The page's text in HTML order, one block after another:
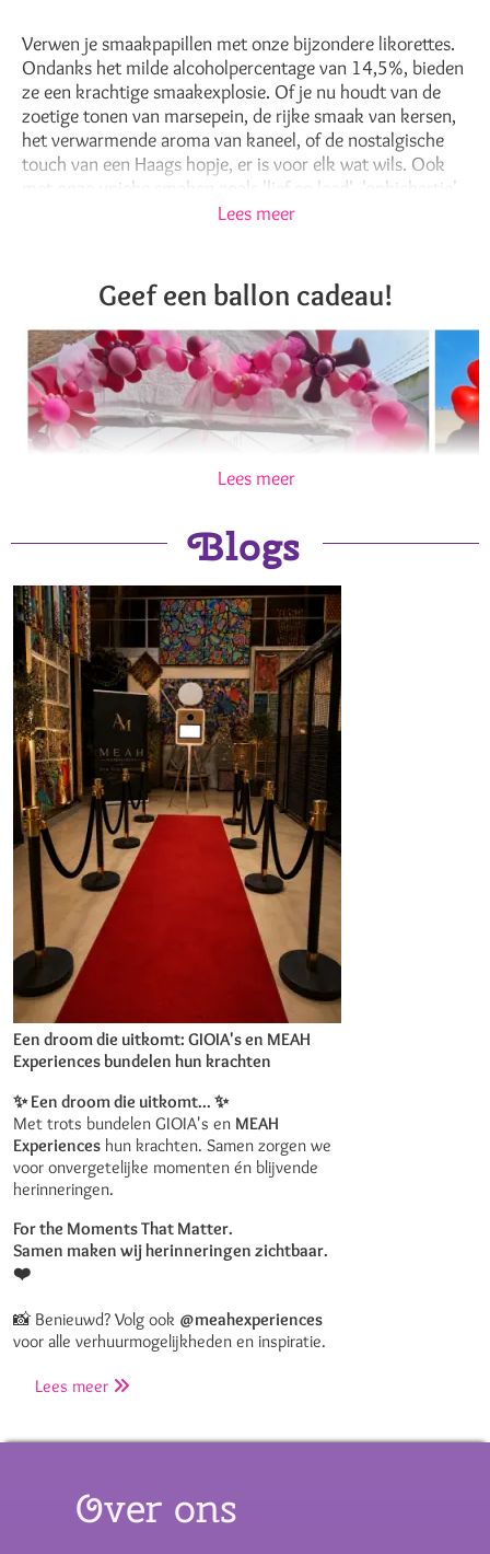
Lees meer
Verwen je smaakpapillen met onze bijzondere likorettes.
Ondanks het milde alcoholpercentage van 14,5%, bieden
ze een krachtige smaakexplosie. Of je nu houdt van de
zoetige tonen van marsepein, de rijke smaak van kersen,
het verwarmende aroma van kaneel, of de nostalgische
touch van een Haags hopje, er is voor elk wat wils. Ook
met onze unieke smaken zoals 'lief en leed', 'opkickertje',
'speckie', 'kraamanijs' en 'rumbonen', zul je aangenaam
Lees meer
Geef een ballon cadeau!
Unieke Balloncreaties, Speciaal voor Jou
Bij Gioia's Cadeau geloven we dat elke balloncreatie een
bijzonder verhaal vertelt. Daarom maken we elke ballon
met aandacht voor detail en volledig naar jouw wens.
met helium of lucht, voor wie de verrassing bedoeld is, en
natuurlijk de gelegenheid. Elke creatie wordt met liefde
het unieke karakter te waarborgen.
Blogs
Een droom die uitkomt: GIOIA's en MEAH
Experiences bundelen hun krachten
✨ Een droom die uitkomt... ✨
Met trots bundelen GIOIA's en MEAH
Experiences hun krachten. Samen zorgen we
voor onvergetelijke momenten én blijvende
herinneringen.
For the Moments That Matter.
Samen maken wij herinneringen zichtbaar.
❤️
📸 Benieuwd? Volg ook @meahexperiences
voor alle verhuurmogelijkheden en inspiratie.
Lees meer
Over ons